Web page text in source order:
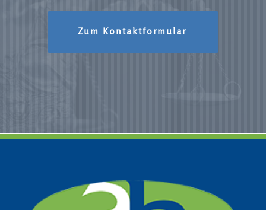
Zum Kontaktformular